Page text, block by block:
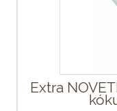
Extra